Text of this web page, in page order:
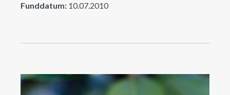
Funddatum: 10.07.2010